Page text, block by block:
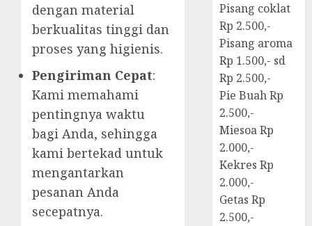
dengan material
berkualitas tinggi dan
proses yang higienis.
Pengiriman Cepat:
Kami memahami
pentingnya waktu
bagi Anda, sehingga
kami bertekad untuk
mengantarkan
pesanan Anda
secepatnya.
Pisang coklat
Rp 2.500,-
Pisang aroma
Rp 1.500,- sd
Rp 2.500,-
Pie Buah Rp
2.500,-
Miesoa Rp
2.000,-
Kekres Rp
2.000,-
Getas Rp
2.500,-